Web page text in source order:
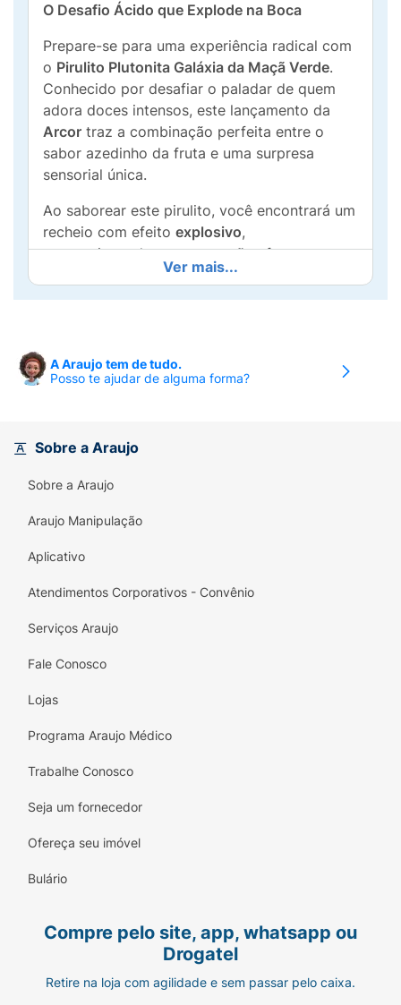
O Desafio Ácido que Explode na Boca
Prepare-se para uma experiência radical com
o Pirulito Plutonita Galáxia da Maçã Verde.
Conhecido por desafiar o paladar de quem
adora doces intensos, este lançamento da
Arcor traz a combinação perfeita entre o
sabor azedinho da fruta e uma surpresa
sensorial única.
Ao saborear este pirulito, você encontrará um
recheio com efeito explosivo,
proporcionando uma sensação efervescente e
divertida na língua. Com uma temática de
zumbis e visual vibrante, ele é a escolha ideal
Por que escolher Plutonita Galáxia da Maçã
maçã verde em uma versão intensa.
Recheio Explosivo:
efervescente cria "estouros" na boca,
garantindo a diversão.
mesas de Halloween, sacolinhas de
referência em qualidade e inovação em
Especificações Técnicas:
Marca:
Sabor:
Maçã Verde
Explosivo (Efervescente)
Tipo:
de sabor do Plutonita.
Ver mais...
A Araujo tem de tudo.
Posso te ajudar de alguma forma?
Sobre a Araujo
Sobre a Araujo
Araujo Manipulação
Aplicativo
Atendimentos Corporativos - Convênio
Serviços Araujo
Fale Conosco
Lojas
Programa Araujo Médico
Trabalhe Conosco
Seja um fornecedor
Ofereça seu imóvel
Bulário
Compre pelo site, app, whatsapp ou
Drogatel
Retire na loja com agilidade e sem passar pelo caixa.